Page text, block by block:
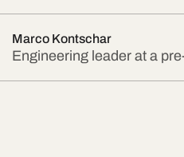
Marco Kontschar
Engineering leader at a